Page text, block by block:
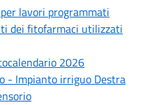
lavori programmati
dei fitofarmaci utilizzati
2026
- Impianto irriguo Destra